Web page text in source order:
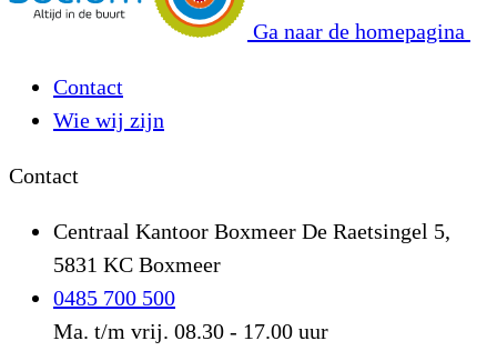
Ga naar de homepagina
Contact
Wie wij zijn
Contact
Centraal Kantoor Boxmeer De Raetsingel 5,
5831 KC Boxmeer
0485 700 500
Ma. t/m vrij. 08.30 - 17.00 uur